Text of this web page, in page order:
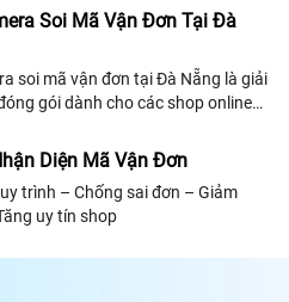
phố Hồ Chí Minh , Kỹ thuật lắp
và giá thành tốt chỉ 300
Soi Mã Vận Đơn Tại Đà
soi mã vận đơn tại Đà Nẵng là giải
gói dành cho các shop online
quy trình đóng gói đơn hàng một
Diện Mã Vận Đơn
trình – Chống sai đơn – Giảm
uy tín shop